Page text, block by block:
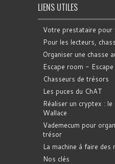
LIENS UTILES
Votre prestataire pour
Pour les lecteurs,
Organiser une chasse
Escape room - Escape
Chasseurs de trésors
Les puces du ChAT
Réaliser un cryptex :
Wallace
Vademecum pour
trésor
La machine à faire des
Nos clés